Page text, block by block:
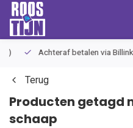
Achteraf betalen via Billink
Terug
Producten getagd
schaap